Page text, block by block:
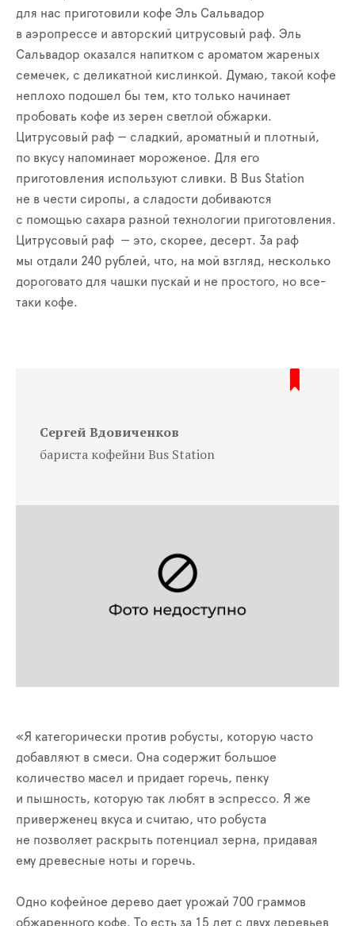
для нас приготовили кофе Эль Сальвадор
в аэропрессе и авторский цитрусовый раф. Эль
Сальвадор оказался напитком с ароматом жареных
семечек, с деликатной кислинкой. Думаю, такой кофе
неплохо подошел бы тем, кто только начинает
пробовать кофе из зерен светлой обжарки.
Цитрусовый раф — сладкий, ароматный и плотный,
по вкусу напоминает мороженое. Для его
приготовления используют сливки. В Bus Station
не в чести сиропы, а сладости добиваются
с помощью сахара разной технологии приготовления.
Цитрусовый раф — это, скорее, десерт. За раф
мы отдали 240 рублей, что, на мой взгляд, несколько
дороговато для чашки пускай и не простого, но все-
таки кофе.
Сергей Вдовиченков
бариста кофейни Bus Station
«Я категорически против робусты, которую часто
добавляют в смеси. Она содержит большое
количество масел и придает горечь, пенку
и пышность, которую так любят в эспрессо. Я же
приверженец вкуса и считаю, что робуста
не позволяет раскрыть потенциал зерна, придавая
ему древесные ноты и горечь.
Одно кофейное дерево дает урожай 700 граммов
обжаренного кофе. То есть за 15 лет с двух деревьев